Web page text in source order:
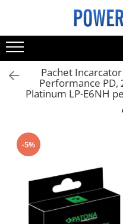
Toate Produsele
Sisteme filtrare apa
Sisteme filtrare apa
Accesorii
Aparate foto
Camere video
Telefoane mobile
Aspiratoare
Diverse
Pachet
Performance PD,
Platinum LP-E6NH
-5%